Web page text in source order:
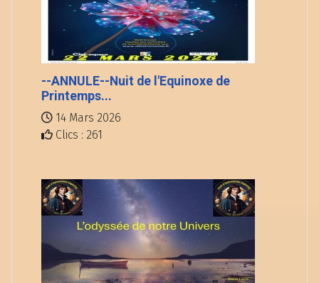
--ANNULE--Nuit de l'Equinoxe de
Printemps...
14 Mars 2026
Clics : 261